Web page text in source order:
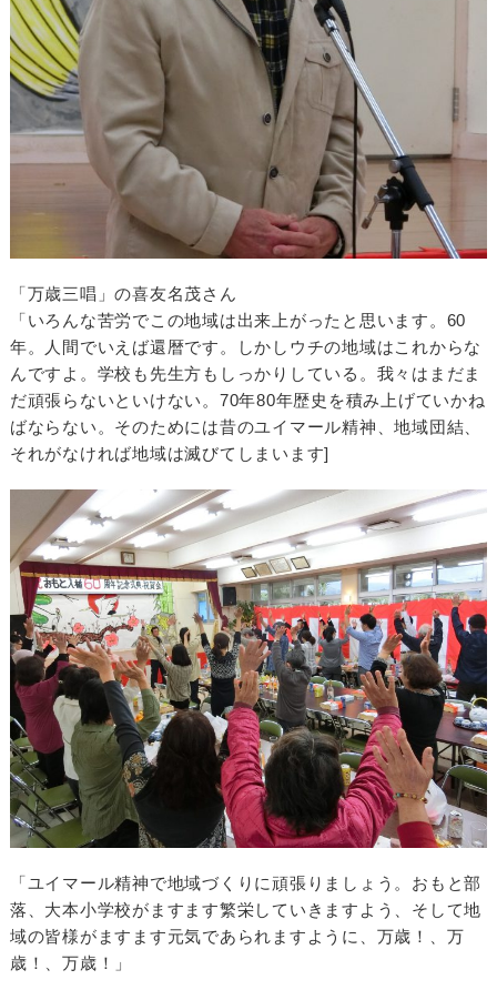
「万歳三唱」の喜友名茂さん
「いろんな苦労でこの地域は出来上がったと思います。60
年。人間でいえば還暦です。しかしウチの地域はこれからな
んですよ。学校も先生方もしっかりしている。我々はまだま
だ頑張らないといけない。70年80年歴史を積み上げていかね
ばならない。そのためには昔のユイマール精神、地域団結、
それがなければ地域は滅びてしまいます]
「ユイマール精神で地域づくりに頑張りましょう。おもと部
落、大本小学校がますます繁栄していきますよう、そして地
域の皆様がますます元気であられますように、万歳！、万
歳！、万歳！」